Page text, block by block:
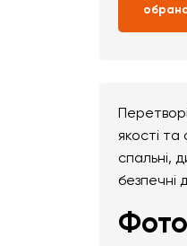
якості
спальні,
безпечні